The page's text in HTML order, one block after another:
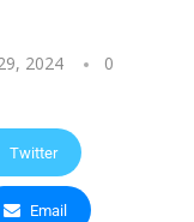
2024
0
Twitter
Email